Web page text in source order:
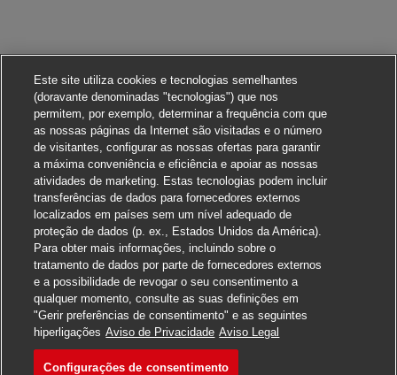
Candidate-se para esta vaga
Este site utiliza cookies e tecnologias semelhantes
(doravante denominadas "tecnologias") que nos
permitem, por exemplo, determinar a frequência com que
as nossas páginas da Internet são visitadas e o número
de visitantes, configurar as nossas ofertas para garantir
a máxima conveniência e eficiência e apoiar as nossas
atividades de marketing. Estas tecnologias podem incluir
transferências de dados para fornecedores externos
localizados em países sem um nível adequado de
proteção de dados (p. ex., Estados Unidos da América).
Para obter mais informações, incluindo sobre o
tratamento de dados por parte de fornecedores externos
e a possibilidade de revogar o seu consentimento a
qualquer momento, consulte as suas definições em
"Gerir preferências de consentimento" e as seguintes
hiperligações Aviso de Privacidade Aviso Legal
Configurações de consentimento